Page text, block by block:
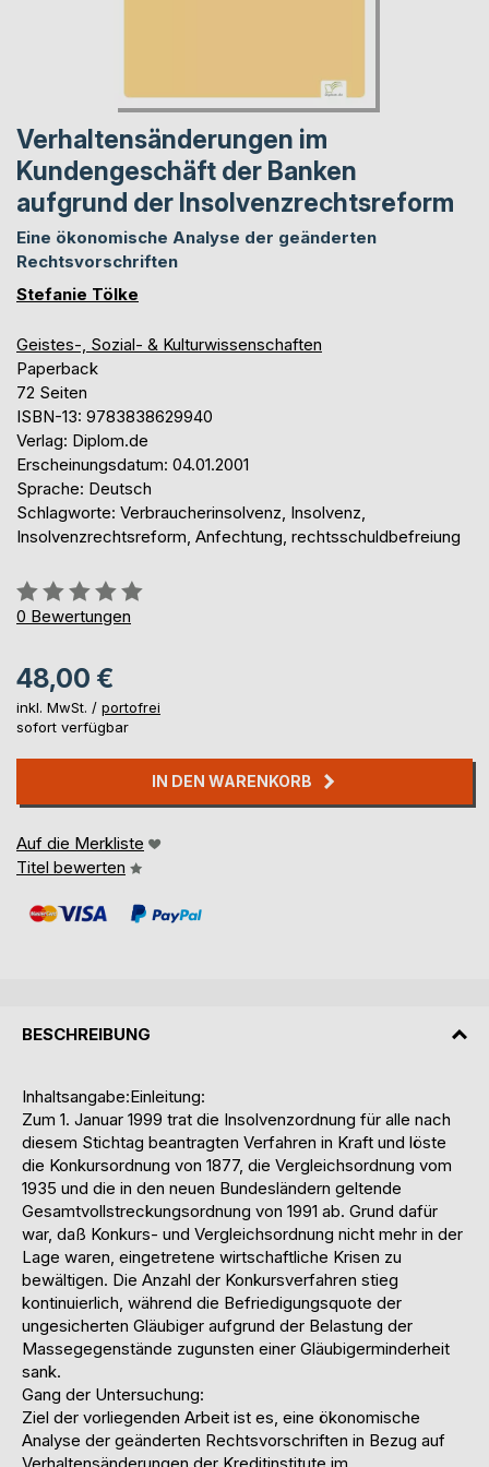
Verhaltensänderungen im
Kundengeschäft der Banken
aufgrund der Insolvenzrechtsreform
Eine ökonomische Analyse der geänderten
Rechtsvorschriften
Stefanie Tölke
Geistes-, Sozial- & Kulturwissenschaften
Paperback
72 Seiten
ISBN-13: 9783838629940
Verlag: Diplom.de
Erscheinungsdatum: 04.01.2001
Sprache: Deutsch
Schlagworte: Verbraucherinsolvenz, Insolvenz,
Insolvenzrechtsreform, Anfechtung, rechtsschuldbefreiung
Bewertung::
0%
0 Bewertungen
48,00 €
inkl. MwSt. / portofrei
sofort verfügbar
IN DEN WARENKORB
Auf die Merkliste
Titel bewerten
BESCHREIBUNG
Inhaltsangabe:Einleitung:
Zum 1. Januar 1999 trat die Insolvenzordnung für alle nach
diesem Stichtag beantragten Verfahren in Kraft und löste
die Konkursordnung von 1877, die Vergleichsordnung vom
1935 und die in den neuen Bundesländern geltende
Gesamtvollstreckungsordnung von 1991 ab. Grund dafür
war, daß Konkurs- und Vergleichsordnung nicht mehr in der
Lage waren, eingetretene wirtschaftliche Krisen zu
bewältigen. Die Anzahl der Konkursverfahren stieg
kontinuierlich, während die Befriedigungsquote der
ungesicherten Gläubiger aufgrund der Belastung der
Massegegenstände zugunsten einer Gläubigerminderheit
sank.
Gang der Untersuchung:
Ziel der vorliegenden Arbeit ist es, eine ökonomische
Analyse der geänderten Rechtsvorschriften in Bezug auf